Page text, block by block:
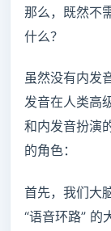
那么，既然不
什么？
虽然没有内发
发音在人类高
和内发音扮演
的角色：
首先，我们大
“语音环路” 的